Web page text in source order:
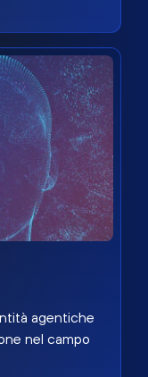
agentiche
nel campo